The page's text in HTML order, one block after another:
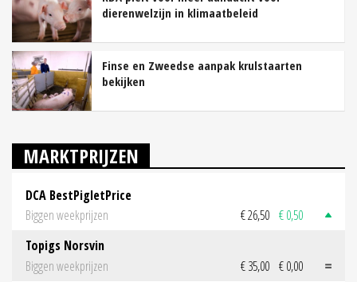
dierenwelzijn in klimaatbeleid
Finse en Zweedse aanpak krulstaarten
bekijken
MARKTPRIJZEN
DCA BestPigletPrice
Biggen weekprijzen
€ 26,50 € 0,50
Topigs Norsvin
Biggen weekprijzen
€ 35,00 € 0,00